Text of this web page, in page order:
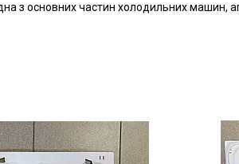
з основних частин холодильних машин,